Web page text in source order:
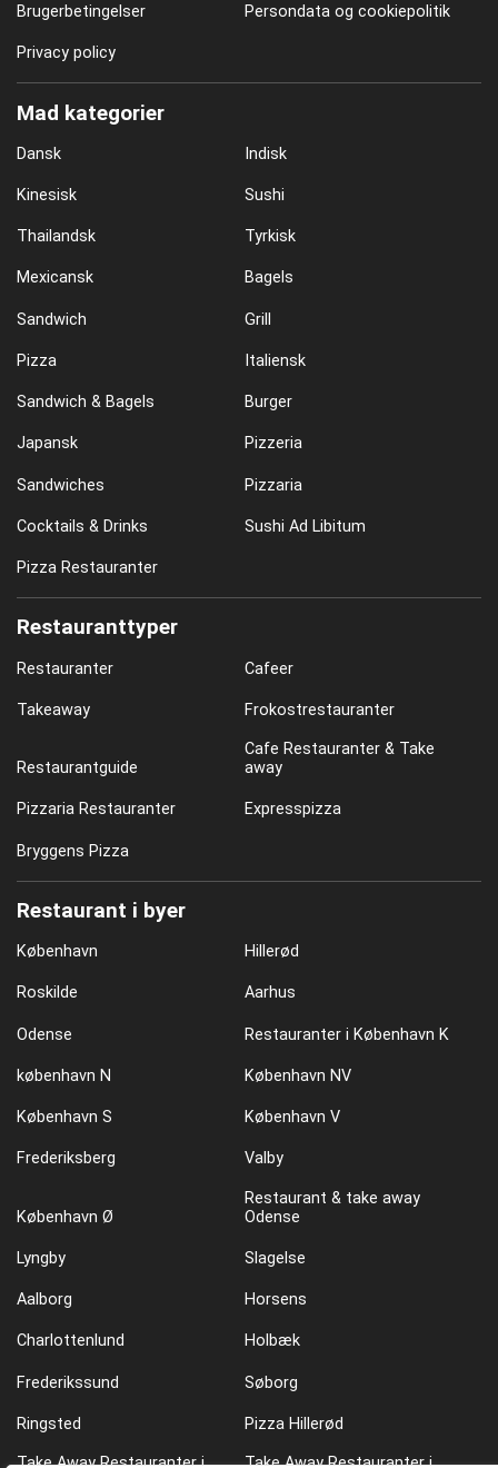
Brugerbetingelser Persondata og cookiepolitik
Privacy policy
Mad kategorier
Dansk Indisk
Kinesisk Sushi
Thailandsk Tyrkisk
Mexicansk Bagels
Sandwich Grill
Pizza Italiensk
Sandwich & Bagels Burger
Japansk Pizzeria
Sandwiches Pizzaria
Cocktails & Drinks Sushi Ad Libitum
Pizza Restauranter
Restauranttyper
Restauranter Cafeer
Takeaway Frokostrestauranter
Restaurantguide
Cafe Restauranter & Take
away
Pizzaria Restauranter Expresspizza
Bryggens Pizza
Restaurant i byer
København Hillerød
Roskilde Aarhus
Odense Restauranter i København K
københavn N København NV
København S København V
Frederiksberg Valby
København Ø
Restaurant & take away
Odense
Lyngby Slagelse
Aalborg Horsens
Charlottenlund Holbæk
Frederikssund Søborg
Ringsted Pizza Hillerød
Take Away Restauranter i Take Away Restauranter i